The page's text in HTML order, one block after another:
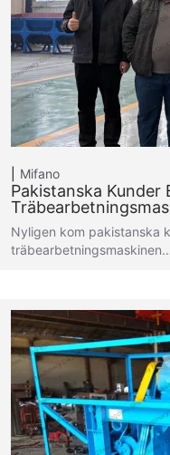
Mifano
Pakistanska Kunder
Nyligen kom pakistanska
träbearbetningsmaskinen…